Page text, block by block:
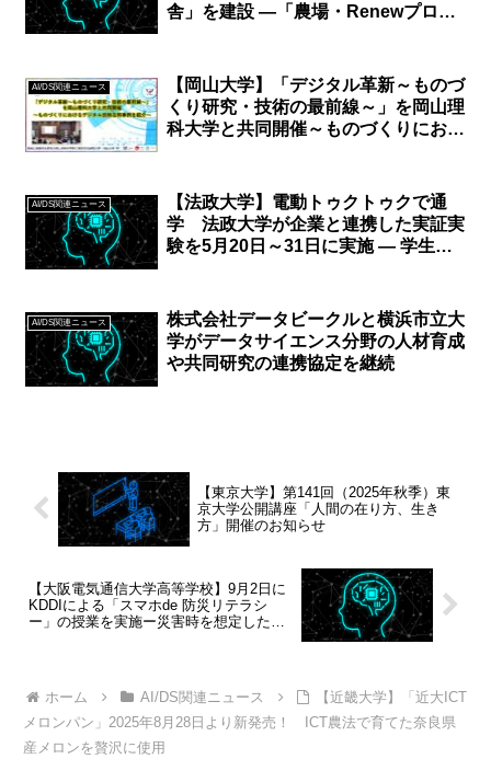
舎」を建設 ―「農場・Renewプロジ
AI/DS関連ニュース
【岡山大学】「デジタル革新～ものづ
くり研究・技術の最前線～」を岡山理
科大学と共同開催～ものづくりにおけ
AI/DS関連ニュース
【法政大学】電動トゥクトゥクで通
学 法政大学が企業と連携した実証実
験を5月20日～31日に実施 ― 学生に
AI/DS関連ニュース
株式会社データビークルと横浜市立大
学がデータサイエンス分野の人材育成
や共同研究の連携協定を継続
【東京大学】第141回（2025年秋季）東
京大学公開講座「人間の在り方、生き
方」開催のお知らせ
【大阪電気通信大学高等学校】9月2日に
KDDIによる「スマホde 防災リテラシ
ー」の授業を実施ー災害時を想定したシ
ホーム AI/DS関連ニュース
【近畿大学】「近大ICT
メロンパン」2025年8月28日より新発売！ ICT農法で育てた奈良県
産メロンを贅沢に使用